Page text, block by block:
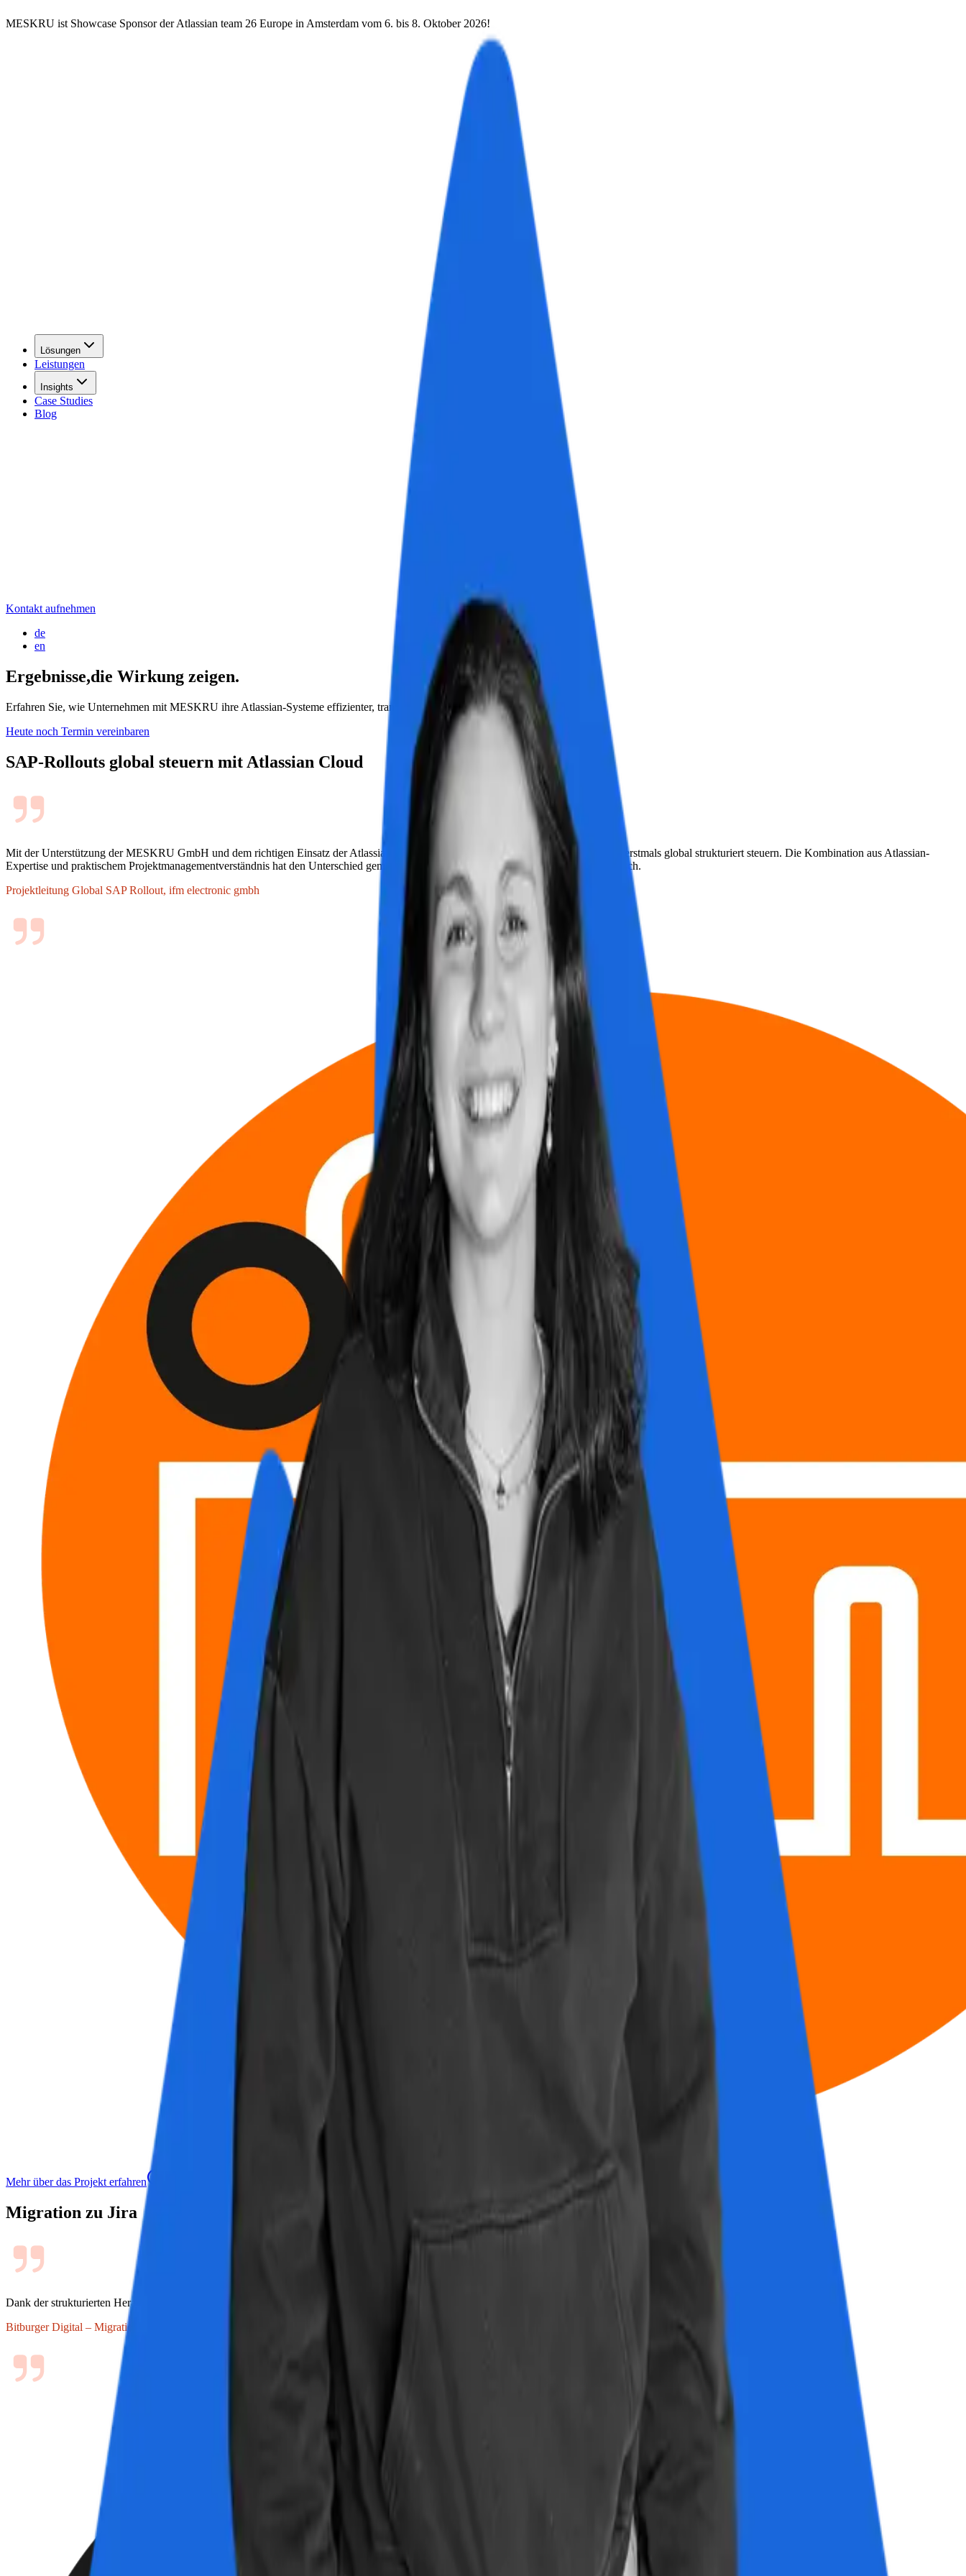
MESKRU ist Showcase Sponsor der Atlassian team 26 Europe in Amsterdam vom 6. bis 8. Oktober 2026!
Lösungen
Leistungen
Insights
Case Studies
Blog
Kontakt aufnehmen
de
en
Ergebnisse,die Wirkung zeigen.
Erfahren Sie, wie Unternehmen mit MESKRU ihre Atlassian-Systeme effizienter, transparenter und skalierbarer gestaltet haben.
Heute noch Termin vereinbaren
SAP-Rollouts global steuern mit Atlassian Cloud
Mit der Unterstützung der MESKRU GmbH und dem richtigen Einsatz der Atlassian Cloud Produkte konnten wir unsere SAP-Rollouts erstmals global strukturiert steuern. Die Kombination aus Atlassian-
Expertise und praktischem Projektmanagementverständnis hat den Unterschied gemacht – nicht nur technisch, sondern auch organisatorisch.
Projektleitung Global SAP Rollout, ifm electronic gmbh
Mehr über das Projekt erfahren
Migration zu Jira
Dank der strukturierten Herangehensweise von MESKRU konnten wir unsere bisherigen Workflows sauber in Jira überführen und haben heute ein zentrales, skalierbares System.
Bitburger Digital – Migration zu Jira